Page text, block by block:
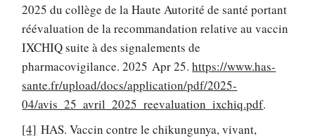
2025 du collège de la Haute Autorité de santé portant
réévaluation de la recommandation relative au vaccin
IXCHIQ suite à des signalements de
pharmacovigilance. 2025 Apr 25.https://www.has-
sante.fr/upload/docs/application/pdf/2025-
04/avis_25_avril_2025_reevaluation_ixchiq.pdf.
[4] HAS. Vaccin contre le chikungunya, vivant,